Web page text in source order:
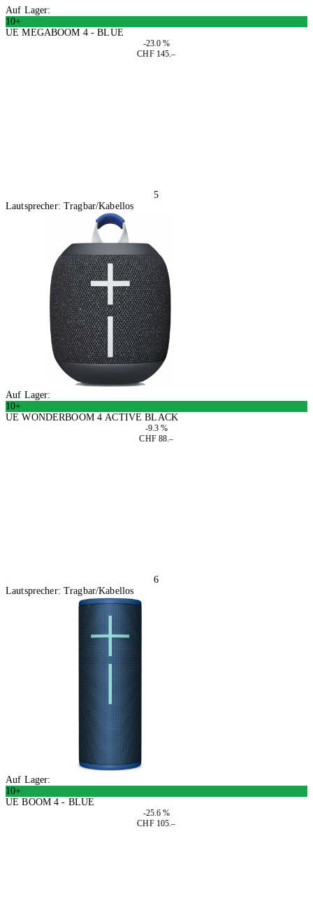
Auf Lager:
10+
UE MEGABOOM 4 - BLUE
-23.0 %
CHF 145.–
5
Lautsprecher: Tragbar/Kabellos
Auf Lager:
10+
UE WONDERBOOM 4 ACTIVE BLACK
-9.3 %
CHF 88.–
6
Lautsprecher: Tragbar/Kabellos
Auf Lager:
10+
UE BOOM 4 - BLUE
-25.6 %
CHF 105.–